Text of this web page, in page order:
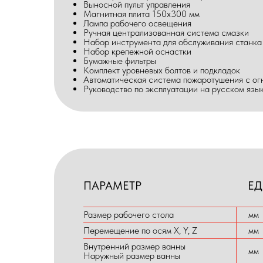
Выносной пульт управления
Магнитная плита 150х300 мм
Лампа рабочего освещения
Ручная централизованная система смазки
Набор инструмента для обслуживания станка
Набор крепежной оснастки
Бумажные фильтры
Комплект уровневых болтов и подкладок
Автоматическая система пожаротушения с
Руководство по эксплуатации на русском
ПАРАМЕТР
Размер рабочего стола
мм
Перемещение по осям X, Y, Z
мм
Внутренний размер ванны
Наружный размер ванны
мм